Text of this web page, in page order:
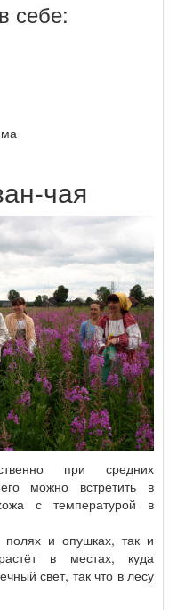
себе:
чая
при средних
можно встретить в
с температурой в
полях и опушках, так и
в местах, куда
свет, так что в лесу